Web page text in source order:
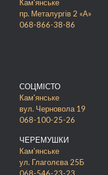
Кам'янське
пр. Металургів 2 «А»
068-866-38-86
СОЦМІСТО
Кам'янське
вул. Черновола 19
068-100-25-26
ЧЕРЕМУШКИ
Кам'янське
ул. Глаголєва 25Б